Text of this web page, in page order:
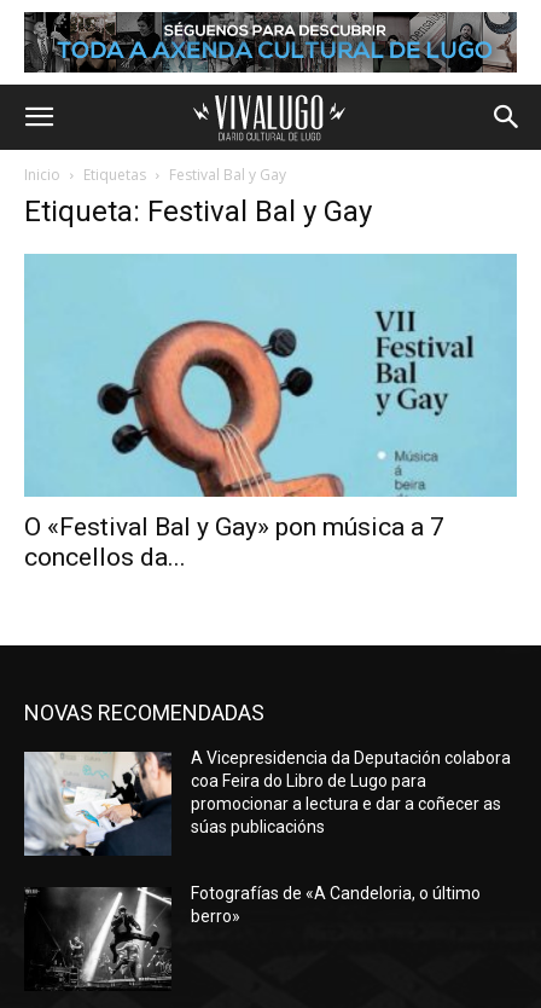
Inicio Etiquetas Festival Bal y Gay
Etiqueta: Festival Bal y Gay
O «Festival Bal y Gay» pon música a 7
concellos da...
NOVAS RECOMENDADAS
A Vicepresidencia da Deputación colabora
coa Feira do Libro de Lugo para
promocionar a lectura e dar a coñecer as
súas publicacións
Fotografías de «A Candeloria, o último
berro»